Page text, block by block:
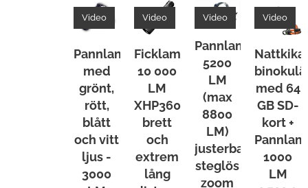
d +
bred
ljusbild
för
maxim
al
överbli
ck ✔️
32 000
mAh
Pannlampa
med
grönt,
rött,
blått
och vitt
ljus -
3000
Video
Ficklampa
10 000
LM
XHP360
brett
och
extrem
lång
Video
Pannlampa
5200
LM
(max
8800
LM)
justerbar
steglös
zoom
Video
med 64
GB SD-
kort +
1000
LM
Video